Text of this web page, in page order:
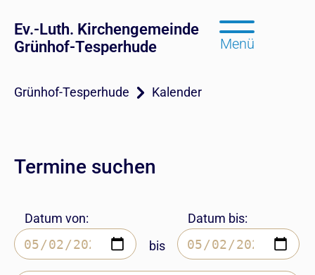
Ev.-Luth. Kirchengemeinde
Grünhof-Tesperhude
Menü
Grünhof-Tesperhude Kalender
Termine suchen
Datum von:
bis
Datum bis: